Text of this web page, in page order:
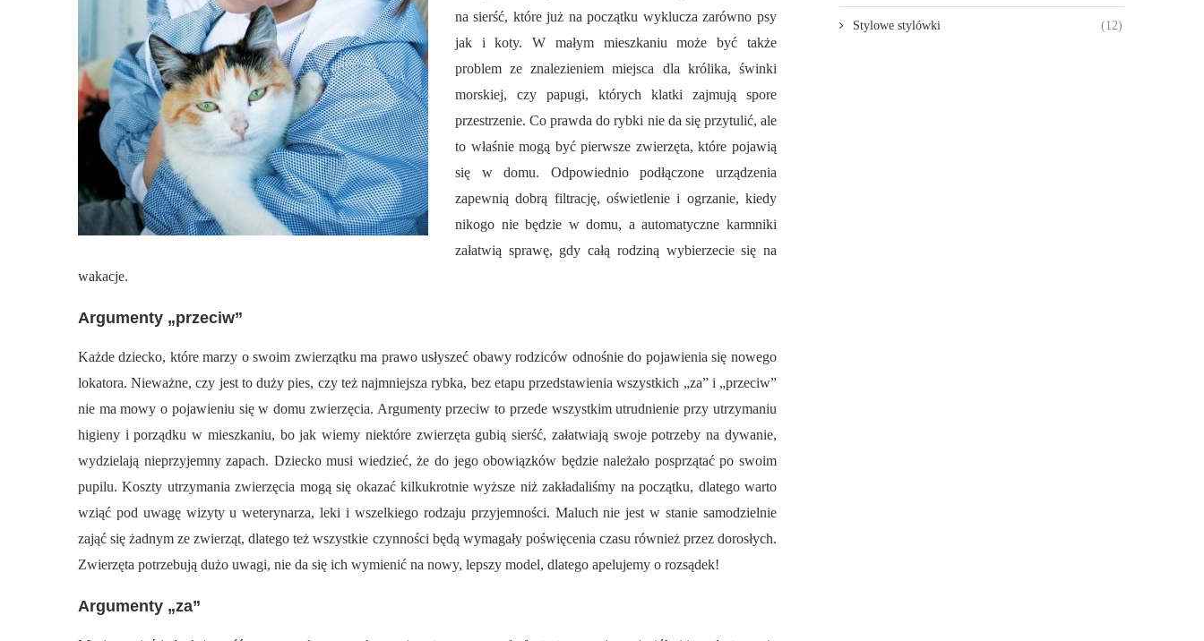
na sierść, które już na początku wyklucza zarówno psy
jak i koty. W małym mieszkaniu może być także
problem ze znalezieniem miejsca dla królika, świnki
morskiej, czy papugi, których klatki zajmują spore
przestrzenie. Co prawda do rybki nie da się przytulić, ale
to właśnie mogą być pierwsze zwierzęta, które pojawią
się w domu. Odpowiednio podłączone urządzenia
zapewnią dobrą filtrację, oświetlenie i ogrzanie, kiedy
nikogo nie będzie w domu, a automatyczne karmniki
załatwią sprawę, gdy całą rodziną wybierzecie się na
wakacje.
Argumenty „przeciw”
Każde dziecko, które marzy o swoim zwierzątku ma prawo usłyszeć obawy rodziców odnośnie do pojawienia się nowego
lokatora. Nieważne, czy jest to duży pies, czy też najmniejsza rybka, bez etapu przedstawienia wszystkich „za” i „przeciw”
nie ma mowy o pojawieniu się w domu zwierzęcia. Argumenty przeciw to przede wszystkim utrudnienie przy utrzymaniu
higieny i porządku w mieszkaniu, bo jak wiemy niektóre zwierzęta gubią sierść, załatwiają swoje potrzeby na dywanie,
wydzielają nieprzyjemny zapach. Dziecko musi wiedzieć, że do jego obowiązków będzie należało posprzątać po swoim
pupilu. Koszty utrzymania zwierzęcia mogą się okazać kilkukrotnie wyższe niż zakładaliśmy na początku, dlatego warto
wziąć pod uwagę wizyty u weterynarza, leki i wszelkiego rodzaju przyjemności. Maluch nie jest w stanie samodzielnie
zająć się żadnym ze zwierząt, dlatego też wszystkie czynności będą wymagały poświęcenia czasu również przez dorosłych.
Zwierzęta potrzebują dużo uwagi, nie da się ich wymienić na nowy, lepszy model, dlatego apelujemy o rozsądek!
Argumenty „za”
Stylowe stylówki (12)